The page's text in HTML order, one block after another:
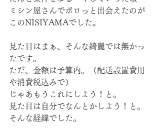
ミシン屋さんでポロっと出会えたのが
このNISIYAMAでした。
見た目はまぁ、そんな綺麗では無かっ
たです。
ただ、金額は予算内。（配送設置費用
や消費税込みで）
じゃあもうこれにしよう！と。
見た目は自分でなんとかしよう！と。
そんな経緯でした。